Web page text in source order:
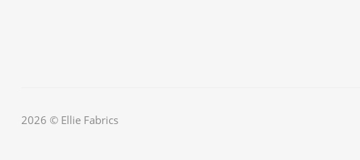
2026 © Ellie Fabrics